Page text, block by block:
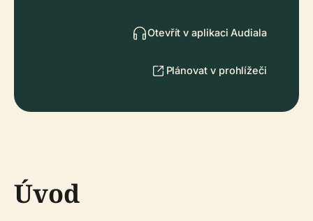
Otevřít v aplikaci Audiala
Plánovat v prohlížeči
Úvod